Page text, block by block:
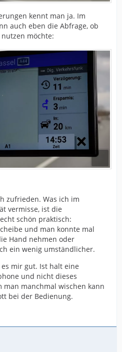
kennt man ja. Im
auch eben die Abfrage, ob
möchte:
zufrieden. Was ich im
vermisse, ist die
schön praktisch:
und man konnte mal
Hand nehmen oder
ein wenig umständlicher.
mir gut. Ist halt eine
und nicht dieses
manchmal wischen kann
bei der Bedienung.